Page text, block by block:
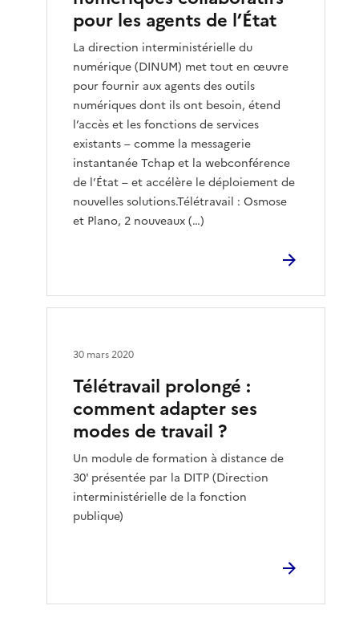
pour les agents de l’État
La direction interministérielle du
numérique (DINUM) met tout en œuvre
pour fournir aux agents des outils
numériques dont ils ont besoin, étend
l’accès et les fonctions de services
existants – comme la messagerie
instantanée Tchap et la webconférence
de l’État – et accélère le déploiement de
nouvelles solutions.Télétravail : Osmose
et Plano, 2 nouveaux (…)
Télétravail prolongé :
comment adapter ses
modes de travail ?
Un module de formation à distance de
30' présentée par la DITP (Direction
interministérielle de la fonction
publique)
30 mars 2020